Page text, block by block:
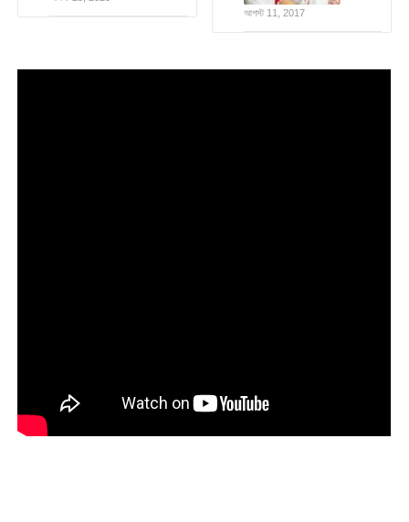
আগস্ট 11, 2017